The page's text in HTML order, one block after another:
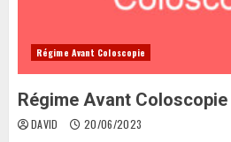
Régime Avant Coloscopie
Régime Avant Coloscopie
DAVID 20/06/2023